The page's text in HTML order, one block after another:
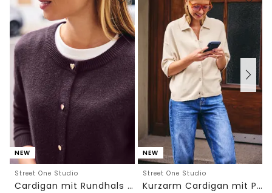
NEW
Street One Studio
Cardigan mit Rundhals und Knöpfen
NEW
Street One Studio
Kurzarm Cardigan mit Polokragen